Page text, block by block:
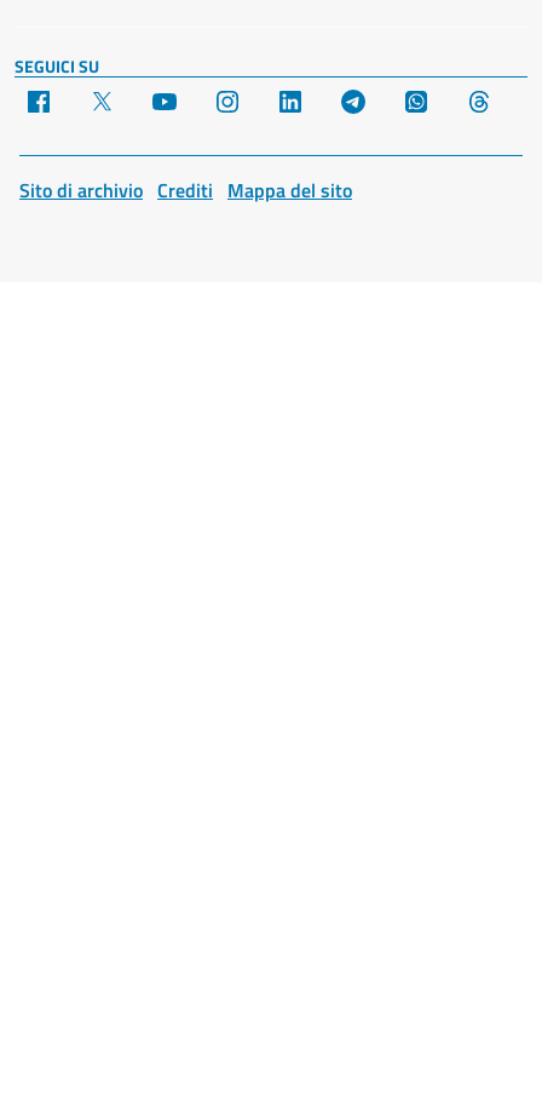
SEGUICI SU
Facebook YouTube Instagram LinkedIn Telegram WhatsApp
Sito di archivio Crediti Mappa del sito